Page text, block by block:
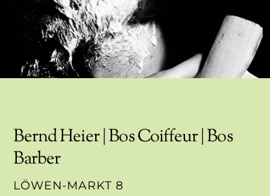
Bernd Heier | Bos Coiffeur | Bos
Barber
LÖWEN-MARKT 8